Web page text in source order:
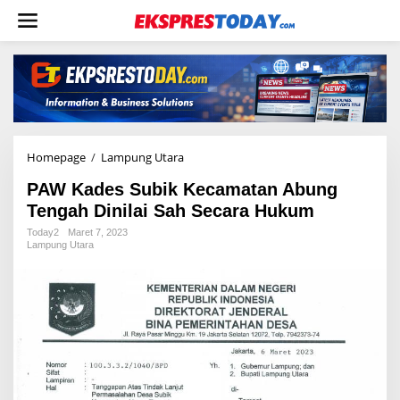
w
Homepage / Lampung Utara
W
K
a
S
u
b
i
PAW Kades Subik Kecamatan Abung
Tengah Dinilai Sah Secara Hukum
Today2
Maret 7, 2023
Lampung Utara